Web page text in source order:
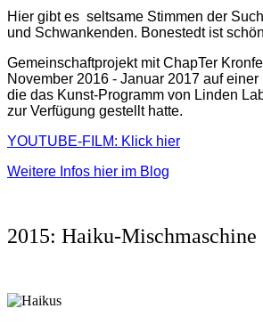
Hier gibt es seltsame Stimmen der
und Schwankenden. Bonestedt ist
Gemeinschaftprojekt mit ChapTer
November 2016 - Januar 2017 auf
die das Kunst-Programm von Linden
zur Verfügung gestellt hatte.
YOUTUBE-FILM: Klick hier
Weitere Infos hier im Blog
2015: Haiku-Mischmaschine